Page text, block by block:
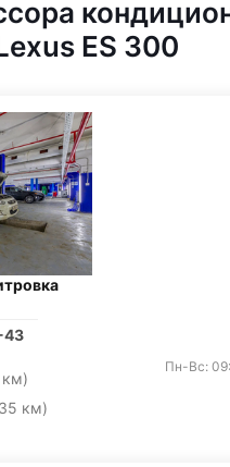
ES 300
43
км)
км)
Пн-Вс: